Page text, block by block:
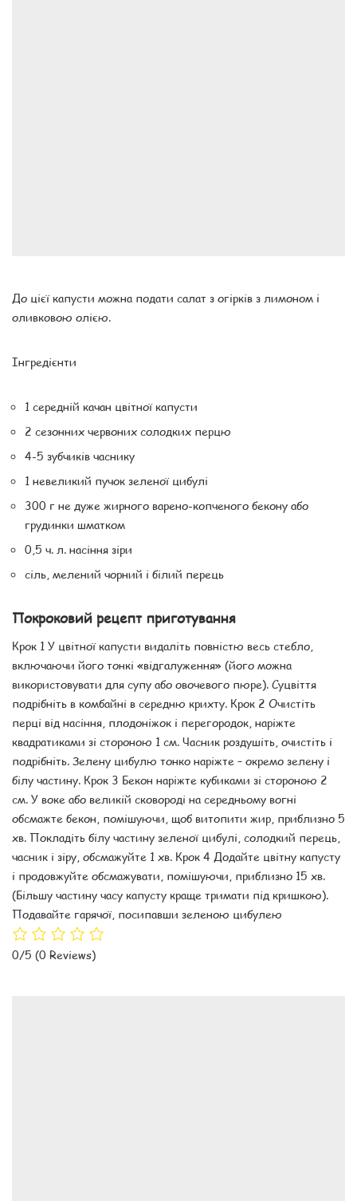
До цієї капусти можна подати салат з огірків з лимоном і
оливковою олією.
Інгредієнти
1 середній качан цвітної капусти
2 сезонних червоних солодких перцю
4-5 зубчиків часнику
1 невеликий пучок зеленої цибулі
300 г не дуже жирного варено-копченого бекону або
грудинки шматком
0,5 ч. л. насіння зіри
сіль, мелений чорний і білий перець
Покроковий рецепт приготування
Крок 1 У цвітної капусти видаліть повністю весь стебло,
включаючи його тонкі «відгалуження» (його можна
використовувати для супу або овочевого пюре). Суцвіття
подрібніть в комбайні в середню крихту. Крок 2 Очистіть
перці від насіння, плодоніжок і перегородок, наріжте
квадратиками зі стороною 1 см. Часник роздушіть, очистіть і
подрібніть. Зелену цибулю тонко наріжте – окремо зелену і
білу частину. Крок 3 Бекон наріжте кубиками зі стороною 2
см. У воке або великій сковороді на середньому вогні
обсмажте бекон, помішуючи, щоб витопити жир, приблизно 5
хв. Покладіть білу частину зеленої цибулі, солодкий перець,
часник і зіру, обсмажуйте 1 хв. Крок 4 Додайте цвітну капусту
і продовжуйте обсмажувати, помішуючи, приблизно 15 хв.
(Більшу частину часу капусту краще тримати під кришкою).
Подавайте гарячої, посипавши зеленою цибулею
0/5 (0 Reviews)